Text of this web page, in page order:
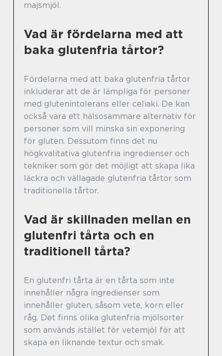
majsmjöl.
Vad är fördelarna med att
baka glutenfria tårtor?
Fördelarna med att baka glutenfria tårtor
inkluderar att de är lämpliga för personer
med glutenintolerans eller celiaki. De kan
också vara ett hälsosammare alternativ för
personer som vill minska sin exponering
för gluten. Dessutom finns det nu
högkvalitativa glutenfria ingredienser och
tekniker som gör det möjligt att skapa lika
läckra och vällagade glutenfria tårtor som
traditionella tårtor.
Vad är skillnaden mellan en
glutenfri tårta och en
traditionell tårta?
En glutenfri tårta är en tårta som inte
innehåller några ingredienser som
innehåller gluten, såsom vete, korn eller
råg. Det finns olika glutenfria mjölsorter
som används istället för vetemjöl för att
skapa en liknande textur och smak.